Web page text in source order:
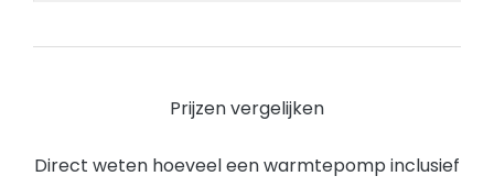
Prijzen vergelijken
Direct weten hoeveel een warmtepomp inclusief